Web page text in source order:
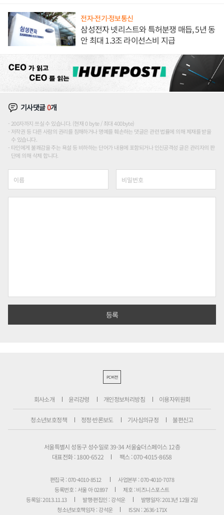
전자·전기·정보통신
삼성전자 넷리스트와 특허분쟁 매듭, 5년 동
안 최대 1.3조 라이선스비 지급
기사댓글0개
200자까지 쓰실 수 있습니다. (현재 0 byte / 최대 400byte)
저작권 등 다른 사람의 권리를 침해하거나 명예를 훼손하는 댓글은 관련 법률에 의해 제재를 받을
수 있습니다.
타인에게 불쾌감을 주는 욕설 등 비하하는 단어가 내용에 포함되거나 인신공격성 글은 관리자의 판
단에 의해 삭제 합니다.
PC버전
회사소개 윤리강령 개인정보처리방침 이용자위원회
청소년보호정책 정정·반론보도 기사심의규정 불편신고
서울특별시 성동구 성수일로 39-34 서울숲더스페이스 12층
대표전화 : 1800-6522
팩스 : 070-4015-8658
편집국 : 070-4010-8512
사업본부 : 070-4010-7078
등록번호 : 서울 아 02897
제호 : 비즈니스포스트
등록일: 2013.11.13
발행·편집인 : 강석운
발행일자: 2013년 12월 2일
청소년보호책임자 : 강석운
ISSN : 2636-171X